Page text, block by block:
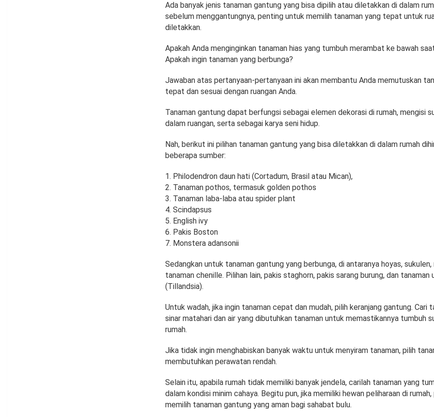
Ada banyak jenis tanaman gantung yang bisa dipilih atau diletakkan di dalam
sebelum menggantungnya, penting untuk memilih tanaman yang tepat untuk
diletakkan.
Apakah Anda menginginkan tanaman hias yang tumbuh merambat ke bawah
Apakah ingin tanaman yang berbunga?
Jawaban atas pertanyaan-pertanyaan ini akan membantu Anda memutuskan
tepat dan sesuai dengan ruangan Anda.
Tanaman gantung dapat berfungsi sebagai elemen dekorasi di rumah, mengisi
dalam ruangan, serta sebagai karya seni hidup.
Nah, berikut ini pilihan tanaman gantung yang bisa diletakkan di dalam rumah
beberapa sumber:
Philodendron daun hati (Cortadum, Brasil atau Mican),
Tanaman pothos, termasuk golden pothos
Tanaman laba-laba atau spider plant
Scindapsus
English ivy
Pakis Boston
Monstera adansonii
Sedangkan untuk tanaman gantung yang berbunga, di antaranya hoyas, sukulen,
tanaman chenille. Pilihan lain, pakis staghorn, pakis sarang burung, dan tanaman
(Tillandsia).
Untuk wadah, jika ingin tanaman cepat dan mudah, pilih keranjang gantung. Cari
sinar matahari dan air yang dibutuhkan tanaman untuk memastikannya tumbuh
rumah.
Jika tidak ingin menghabiskan banyak waktu untuk menyiram tanaman, pilih
membutuhkan perawatan rendah.
Selain itu, apabila rumah tidak memiliki banyak jendela, carilah tanaman yang
dalam kondisi minim cahaya. Begitu pun, jika memiliki hewan peliharaan di
memilih tanaman gantung yang aman bagi sahabat bulu.